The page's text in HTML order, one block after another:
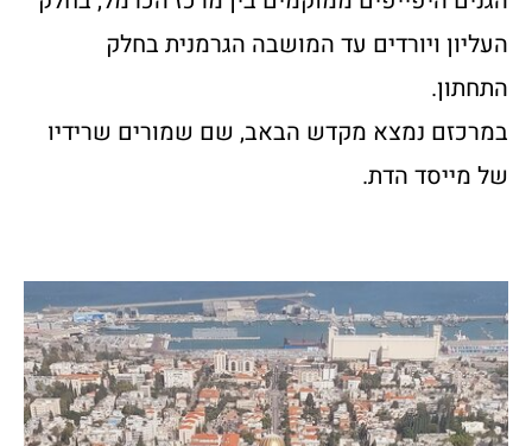
העליון ויורדים עד המושבה הגרמנית בחלק
התחתון.
במרכזם נמצא מקדש הבאב, שם שמורים שרידיו
של מייסד הדת.